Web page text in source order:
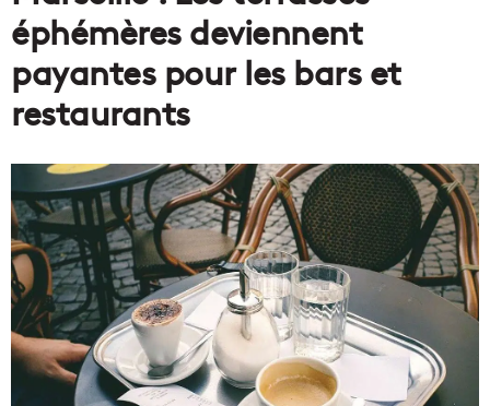
éphémères deviennent
payantes pour les bars et
restaurants